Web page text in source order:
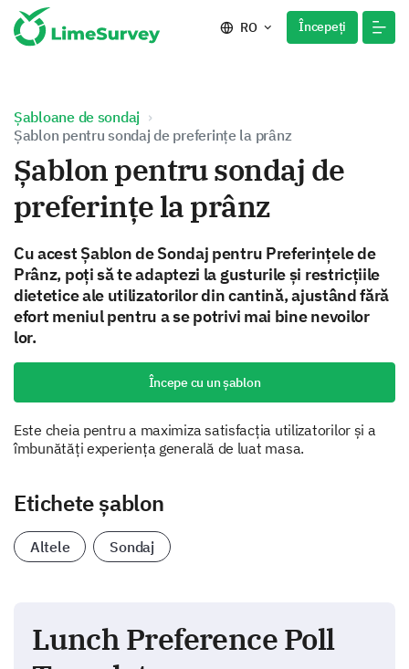
RO Începeți
Șabloane de sondaj
Șablon pentru sondaj de preferințe la prânz
Șablon pentru sondaj de
preferințe la prânz
Cu acest Șablon de Sondaj pentru Preferințele de
Prânz, poți să te adaptezi la gusturile și restricțiile
dietetice ale utilizatorilor din cantină, ajustând fără
efort meniul pentru a se potrivi mai bine nevoilor
lor.
Începe cu un șablon
Este cheia pentru a maximiza satisfacția utilizatorilor și a
îmbunătăți experiența generală de luat masa.
Etichete șablon
Altele Sondaj
Lunch Preference Poll